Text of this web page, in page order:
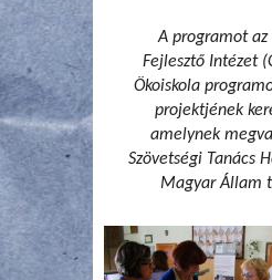
A programot
Fejlesztő Intézet
Ökoiskola
projektjének
amelynek
Szövetségi Tanács
Magyar Állam